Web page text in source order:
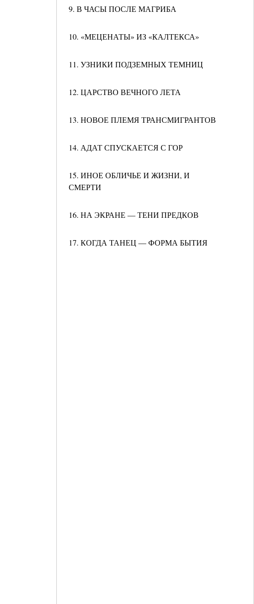
9. В ЧАСЫ ПОСЛЕ МАГРИБА
10. «МЕЦЕНАТЫ» ИЗ «КАЛТЕКСА»
11. УЗНИКИ ПОДЗЕМНЫХ ТЕМНИЦ
12. ЦАРСТВО ВЕЧНОГО ЛЕТА
13. НОВОЕ ПЛЕМЯ ТРАНСМИГРАНТОВ
14. АДАТ СПУСКАЕТСЯ С ГОР
15. ИНОЕ ОБЛИЧЬЕ И ЖИЗНИ, И
СМЕРТИ
16. НА ЭКРАНЕ — ТЕНИ ПРЕДКОВ
17. КОГДА ТАНЕЦ — ФОРМА БЫТИЯ